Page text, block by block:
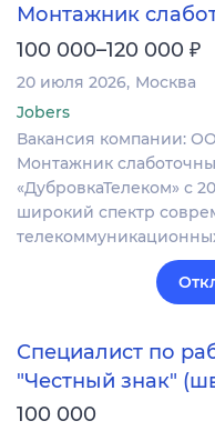
Монтажник
100 000–120 000 ₽
20 июля 2026 Москва
Jobers
Вакансия компании:
Монтажник
«ДубровкаТелеком» с
широкий спектр
Специалист по
"Честный знак"
100 000